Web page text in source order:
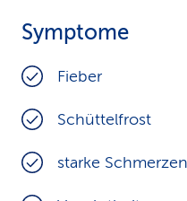
Symptome
Fieber
Schüttelfrost
starke Schmerzen